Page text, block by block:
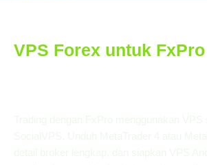
VPS Forex untuk FxPro